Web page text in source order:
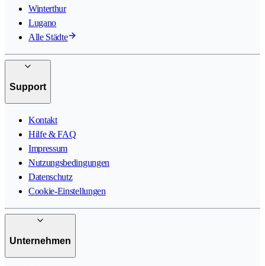
Winterthur
Lugano
Alle Städte
Support
Kontakt
Hilfe & FAQ
Impressum
Nutzungsbedingungen
Datenschutz
Cookie-Einstellungen
Unternehmen